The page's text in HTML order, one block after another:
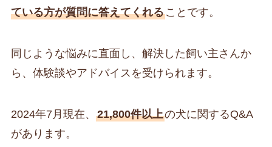
ている方が質問に答えてくれることです。
同じような悩みに直面し、解決した飼い主さんか
ら、体験談やアドバイスを受けられます。
2024年7月現在、 21,800件以上の犬に関するQ&A
があります。